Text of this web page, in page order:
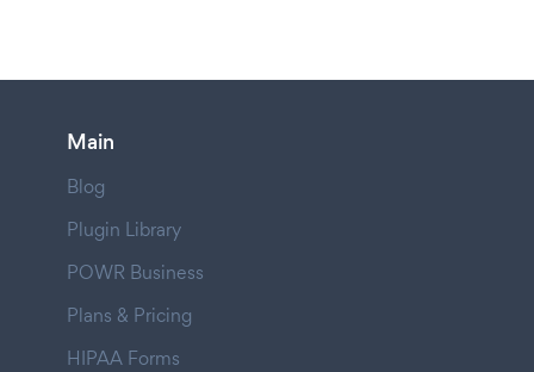
Main
Blog
Plugin Library
POWR Business
Plans & Pricing
HIPAA Forms